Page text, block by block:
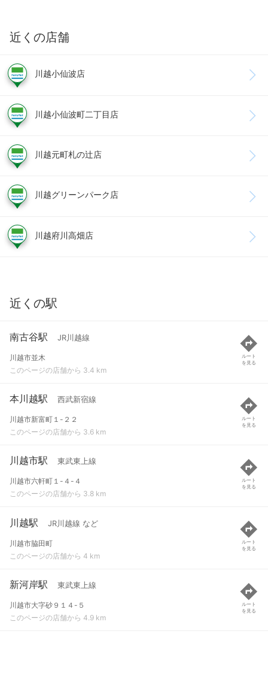
近くの店舗
川越小仙波店
川越小仙波町二丁目店
川越元町札の辻店
川越グリーンパーク店
川越府川高畑店
近くの駅
南古谷駅 JR川越線
川越市並木
このページの店舗から 3.4 km
ルート
を見る
本川越駅 西武新宿線
川越市新富町１-２２
このページの店舗から 3.6 km
ルート
を見る
川越市駅 東武東上線
川越市六軒町１-４-４
このページの店舗から 3.8 km
ルート
を見る
川越駅 JR川越線 など
川越市脇田町
このページの店舗から 4 km
ルート
を見る
新河岸駅 東武東上線
川越市大字砂９１４-５
このページの店舗から 4.9 km
ルート
を見る